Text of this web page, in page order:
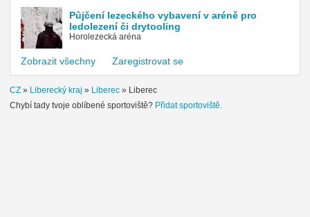
Půjčení lezeckého vybavení v aréně pro
ledolezení či drytooling
Horolezecká aréna
Zobrazit všechny Zaregistrovat se
CZ » Liberecký kraj » Liberec » Liberec
Chybí tady tvoje oblíbené sportoviště? Přidat sportoviště.